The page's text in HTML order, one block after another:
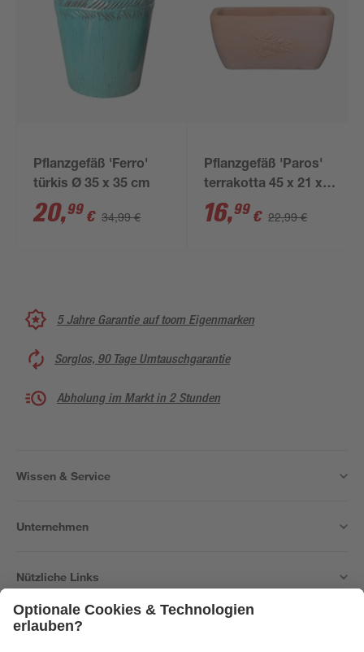
Pflanzgefäß 'Ferro'
türkis Ø 35 x 35 cm
20,99 € 34,99 €
Pflanzgefäß 'Paros'
terrakotta 45 x 21 x
24,5 cm
16,99 € 22,99 €
5 Jahre Garantie auf toom Eigenmarken
Sorglos, 90 Tage Umtauschgarantie
Abholung im Markt in 2 Stunden
Wissen & Service
Unternehmen
Nützliche Links